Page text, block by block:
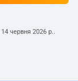
14 червня 2026 р..